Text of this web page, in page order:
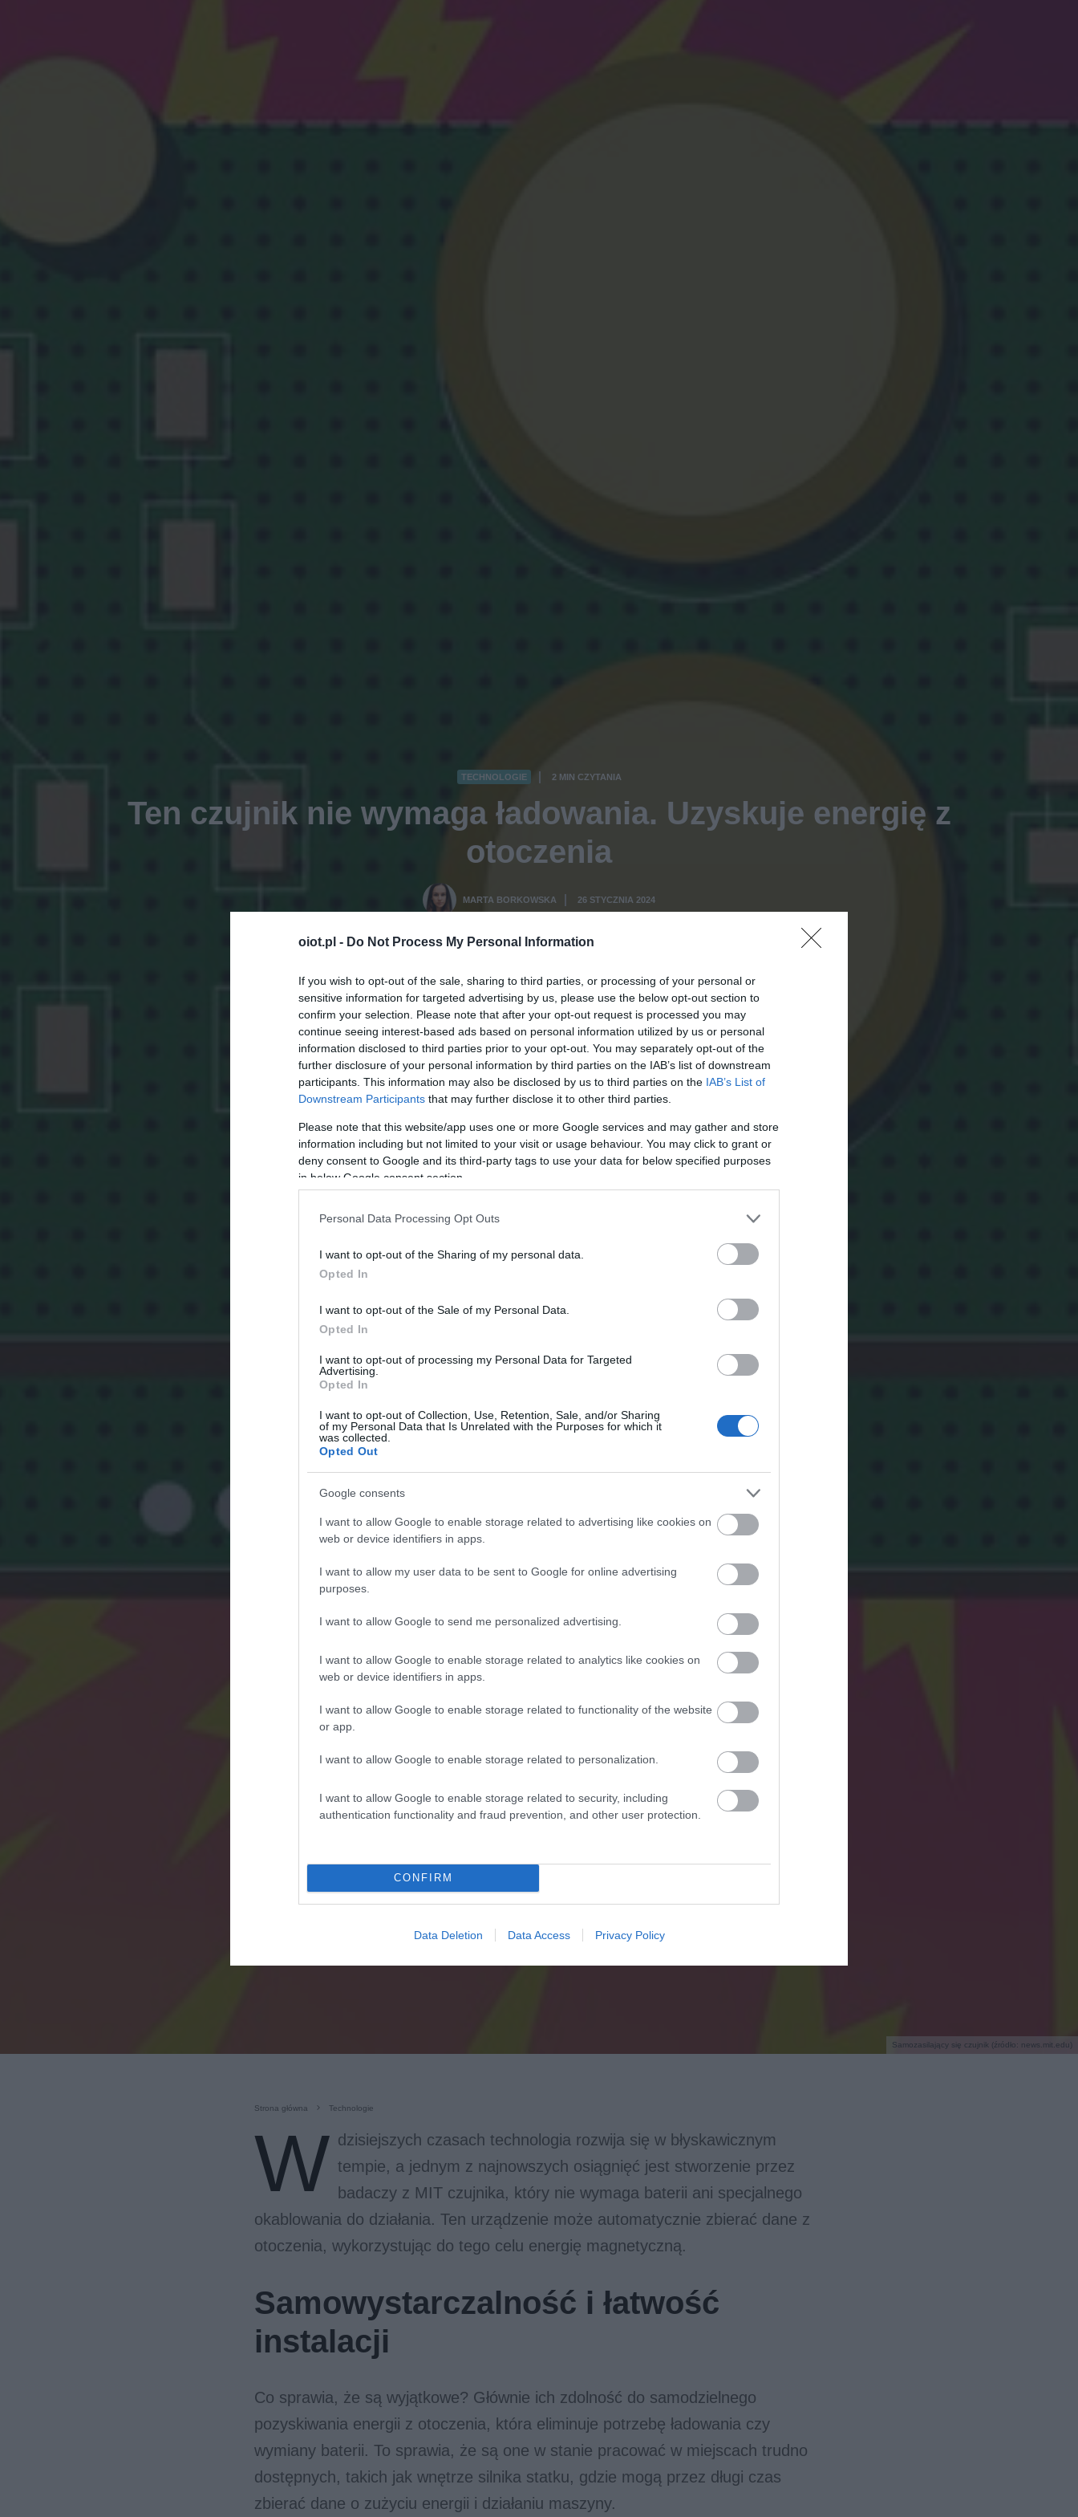
oiot.pl - Do Not Process My Personal Information
If you wish to opt-out of the sale, sharing to third parties, or processing of your personal or
sensitive information for targeted advertising by us, please use the below opt-out section to
confirm your selection. Please note that after your opt-out request is processed you may
continue seeing interest-based ads based on personal information utilized by us or personal
information disclosed to third parties prior to your opt-out. You may separately opt-out of the
further disclosure of your personal information by third parties on the IAB’s list of downstream
participants. This information may also be disclosed by us to third parties on the IAB’s List of
Downstream Participants that may further disclose it to other third parties.
Please note that this website/app uses one or more Google services and may gather and store
information including but not limited to your visit or usage behaviour. You may click to grant or
deny consent to Google and its third-party tags to use your data for below specified purposes
in below Google consent section.
Personal Data Processing Opt Outs
I want to opt-out of the Sharing of my personal data.
Opted In
I want to opt-out of the Sale of my Personal Data.
Opted In
I want to opt-out of processing my Personal Data for Targeted
Advertising.
Opted In
I want to opt-out of Collection, Use, Retention, Sale, and/or Sharing
of my Personal Data that Is Unrelated with the Purposes for which it
was collected.
Opted Out
Google consents
I want to allow Google to enable storage related to advertising like cookies on
web or device identifiers in apps.
I want to allow my user data to be sent to Google for online advertising
purposes.
I want to allow Google to send me personalized advertising.
I want to allow Google to enable storage related to analytics like cookies on
web or device identifiers in apps.
I want to allow Google to enable storage related to functionality of the website
or app.
I want to allow Google to enable storage related to personalization.
I want to allow Google to enable storage related to security, including
authentication functionality and fraud prevention, and other user protection.
CONFIRM
Data Deletion Data Access Privacy Policy
Samozasilający się czujnik (źródło: news.mit.edu)
TECHNOLOGIE 2 MIN CZYTANIA
Ten czujnik nie wymaga ładowania. Uzyskuje energię z
otoczenia
MARTA BORKOWSKA 26 STYCZNIA 2024
Strona główna Technologie
W dzisiejszych czasach technologia rozwija się w błyskawicznym
tempie, a jednym z najnowszych osiągnięć jest stworzenie przez
badaczy z MIT czujnika, który nie wymaga baterii ani specjalnego
okablowania do działania. Ten urządzenie może automatycznie zbierać dane z
otoczenia, wykorzystując do tego celu energię magnetyczną.
Samowystarczalność i łatwość
instalacji
Co sprawia, że są wyjątkowe? Głównie ich zdolność do samodzielnego
pozyskiwania energii z otoczenia, która eliminuje potrzebę ładowania czy
wymiany baterii. To sprawia, że są one w stanie pracować w miejscach trudno
dostępnych, takich jak wnętrze silnika statku, gdzie mogą przez długi czas
zbierać dane o zużyciu energii i działaniu maszyny.